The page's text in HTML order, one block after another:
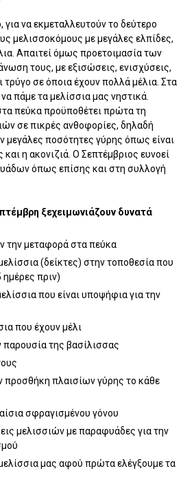
να εκμεταλλευτούν το δεύτερο
μελισσοκόμους με μεγάλες ελπίδες,
Απαιτεί όμως προετοιμασία των
τους, με εξισώσεις, ενισχύσεις,
σε όποια έχουν πολλά μέλια. Στα
πάμε τα μελίσσια μας νηστικά.
πεύκα προϋποθέτει πρώτα τη
σε πικρές ανθοφορίες, δηλαδή
μεγάλες ποσότητες γύρης όπως είναι
η ακονιζιά. Ο Σεπτέμβριος ευνοεί
όπως επίσης και στη συλλογή
ξεχειμωνιάζουν δυνατά
την μεταφορά στα πεύκα
(δείκτες) στην τοποθεσία που
ημέρες πριν)
που είναι υποψήφια για την
που έχουν μέλι
παρουσία της βασίλισσας
προσθήκη πλαισίων γύρης το κάθε
σφραγισμένου γόνου
μελισσιών με παραφυάδες για την
μας αφού πρώτα ελέγξουμε τα